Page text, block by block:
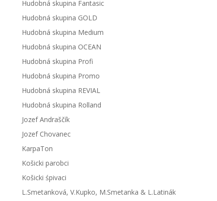
Hudobná skupina Fantasic
Hudobná skupina GOLD
Hudobná skupina Medium
Hudobná skupina OCEAN
Hudobná skupina Profi
Hudobná skupina Promo
Hudobná skupina REVIAL
Hudobná skupina Rolland
Jozef Andraščík
Jozef Chovanec
KarpaTon
Košicki parobci
Košicki śpivaci
L.Smetanková, V.Kupko, M.Smetanka & L.Latinák